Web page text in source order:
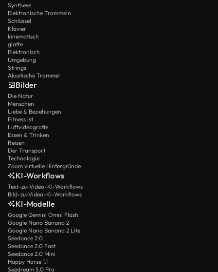
Synthese
Elektronische Trommeln
Schlüssel
Klavier
kinematisch
glatte
Elektronisch
Umgebung
Strings
Akustische Trommel
Bilder
Die Natur
Menschen
Liebe & Beziehungen
Fitness ist
Luftvideografie
Essen & Trinken
Reisen
Der Transport
Technologie
Zoom virtuelle Hintergründe
KI-Workflows
Text-zu-Video-KI-Workflows
Bild-zu-Video-KI-Workflows
KI-Modelle
Google Gemini Omni Flash
Google Nano Banana 2
Google Nano Banana 2 Lite
Seedance 2.0
Seedance 2.0 Fast
Seedance 2.0 Mini
Happy Horse 1.1
Seedream 5.0 Pro